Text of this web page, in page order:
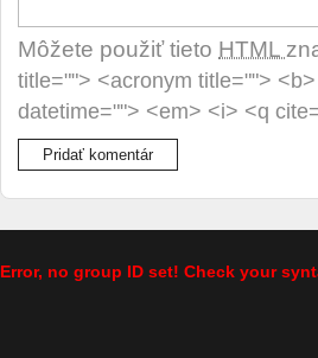
Môžete použiť tieto HTML
title=""> <acronym title="">
datetime=""> <em> <i> <q
Error, no group ID set! Check your